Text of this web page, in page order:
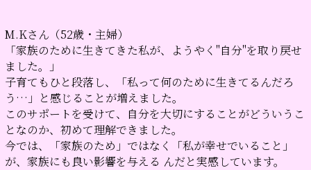
M.Kさん（52歳・主婦）
「家族のために生きてきた私が、ようやく"自分"を取り戻せ
ました。」
子育てもひと段落し、「私って何のために生きてるんだろ
う…」と感じることが増えました。
このサポートを受けて、自分を大切にすることがどういうこ
となのか、初めて理解できました。
今では、「家族のため」ではなく「私が幸せでいること」
が、家族にも良い影響を与える んだと実感しています。